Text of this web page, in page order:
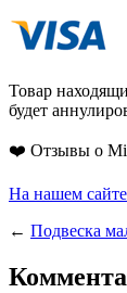
Товар
будет
❤️ Отзывы о
На нашем сайте
← Подвеска